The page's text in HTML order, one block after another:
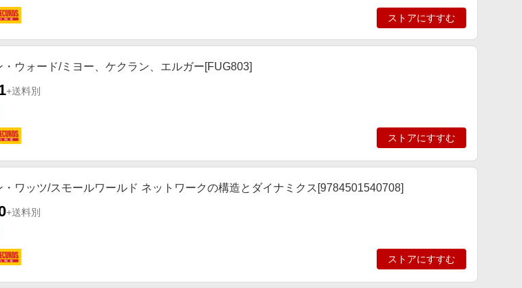
ストアにすすむ
・ウォード/ミヨー、ケクラン、エルガー[FUG803]
+送料別
ストアにすすむ
・ワッツ/スモールワールド ネットワークの構造とダイナミクス[9784501540708]
+送料別
ストアにすすむ